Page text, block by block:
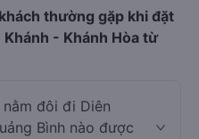
thường gặp khi đặt
- Khánh Hòa từ
đôi đi Diên
Bình nào được